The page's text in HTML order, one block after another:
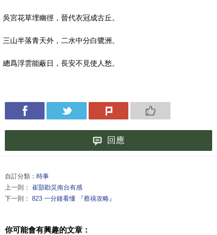
吳宮花草埋幽徑，晉代衣冠成古丘。
三山半落青天外，二水中分白鷺洲。
總爲浮雲能蔽日，長安不見使人愁。
回應
自訂分類： 時事
上一則： 崔顥勘災南台有感
下一則： 823 一分鐘看懂 『蔡禧攻略』
你可能會有興趣的文章：